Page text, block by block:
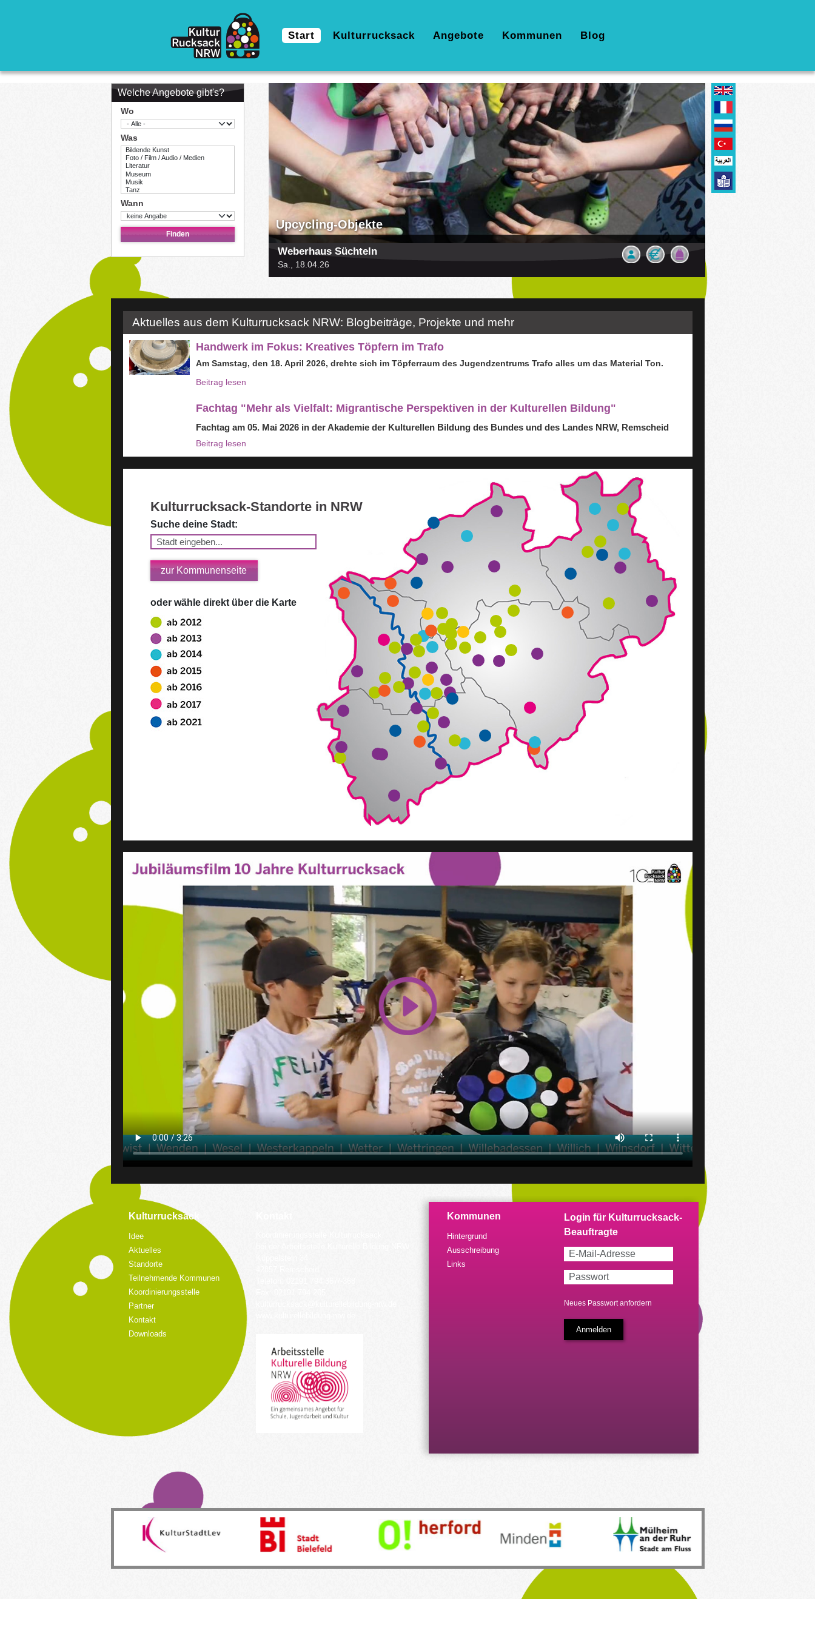
Hauptnavigation
Start Kulturrucksack Angebote Kommunen Blog
Welche Angebote gibt's?
Wo
Was
Wann
Bild
Upcycling-Objekte
Weberhaus Süchteln
Sa., 18.04.26
Kulturrucksack-Standorte in NRW
Suche deine Stadt:
zur Kommunenseite
oder wähle direkt über die Karte
Aktuelles aus dem Kulturrucksack NRW: Blogbeiträge, Projekte und mehr
Handwerk im Fokus: Kreatives Töpfern im Trafo
Am Samstag, den 18. April 2026, drehte sich im Töpferraum des Jugendzentrums Trafo alles um das Material Ton.
Beitrag lesen
Fachtag "Mehr als Vielfalt: Migrantische Perspektiven in der Kulturellen Bildung"
Fachtag am 05. Mai 2026 in der Akademie der Kulturellen Bildung des Bundes und des Landes NRW, Remscheid
Beitrag lesen
Kulturrucksack
Idee
Aktuelles
Standorte
Teilnehmende Kommunen
Koordinierungsstelle
Partner
Kontakt
Downloads
Kommunen
Hintergrund
Ausschreibung
Links
Neues Passwort anfordern